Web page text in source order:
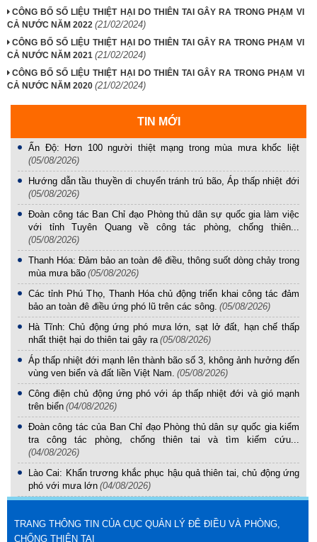
CÔNG BỐ SỐ LIỆU THIỆT HẠI DO THIÊN TAI GÂY RA TRONG PHẠM VI
CẢ NƯỚC NĂM 2022 (21/02/2024)
CÔNG BỐ SỐ LIỆU THIỆT HẠI DO THIÊN TAI GÂY RA TRONG PHẠM VI
CẢ NƯỚC NĂM 2021 (21/02/2024)
CÔNG BỐ SỐ LIỆU THIỆT HẠI DO THIÊN TAI GÂY RA TRONG PHẠM VI
CẢ NƯỚC NĂM 2020 (21/02/2024)
TIN MỚI
Ấn Độ: Hơn 100 người thiệt mạng trong mùa mưa khốc liệt
(05/08/2026)
Hướng dẫn tầu thuyền di chuyển tránh trú bão, Áp thấp nhiệt đới
(05/08/2026)
Đoàn công tác Ban Chỉ đạo Phòng thủ dân sự quốc gia làm việc
với tỉnh Tuyên Quang về công tác phòng, chống thiên...
(05/08/2026)
Thanh Hóa: Đảm bảo an toàn đê điều, thông suốt dòng chảy trong
mùa mưa bão (05/08/2026)
Các tỉnh Phú Thọ, Thanh Hóa chủ động triển khai công tác đảm
bảo an toàn đê điều ứng phó lũ trên các sông. (05/08/2026)
Hà Tĩnh: Chủ động ứng phó mưa lớn, sạt lở đất, hạn chế thấp
nhất thiệt hại do thiên tai gây ra (05/08/2026)
Áp thấp nhiệt đới mạnh lên thành bão số 3, không ảnh hưởng đến
vùng ven biển và đất liền Việt Nam. (05/08/2026)
Công điện chủ động ứng phó với áp thấp nhiệt đới và gió mạnh
trên biển (04/08/2026)
Đoàn công tác của Ban Chỉ đạo Phòng thủ dân sự quốc gia kiểm
tra công tác phòng, chống thiên tai và tìm kiếm cứu...
(04/08/2026)
Lào Cai: Khẩn trương khắc phục hậu quả thiên tai, chủ động ứng
phó với mưa lớn (04/08/2026)
TRANG THÔNG TIN CỦA CỤC QUẢN LÝ ĐÊ ĐIỀU VÀ PHÒNG,
CHỐNG THIÊN TAI